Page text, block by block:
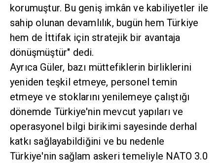
korumuştur. Bu geniş imkân ve kabiliyetler ile
sahip olunan devamlılık, bugün hem Türkiye
hem de İttifak için stratejik bir avantaja
dönüşmüştür" dedi.
Ayrıca Güler, bazı müttefiklerin birliklerini
yeniden teşkil etmeye, personel temin
etmeye ve stoklarını yenilemeye çalıştığı
dönemde Türkiye'nin mevcut yapıları ve
operasyonel bilgi birikimi sayesinde derhal
katkı sağlayabildiğini ve bu nedenle
Türkiye'nin sağlam askeri temeliyle NATO 3.0